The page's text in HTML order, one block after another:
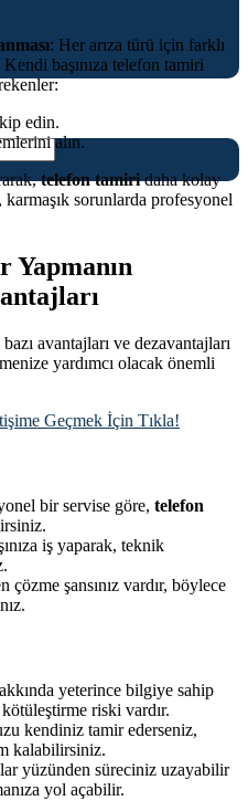
: Her arıza türü için farklı
başınıza telefon tamiri
edin.
alın.
telefon tamiridaha kolay
sorunlarda profesyonel
Yapmanın
avantajları ve dezavantajları
yardımcı olacak önemli
Geçmek İçin Tıkla!
bir servise göre, telefon
iş yaparak, teknik
çözme şansınız vardır, böylece
yeterince bilgiye sahip
riski vardır.
kendiniz tamir ederseniz,
kalabilirsiniz.
yüzünden süreciniz uzayabilir
yol açabilir.